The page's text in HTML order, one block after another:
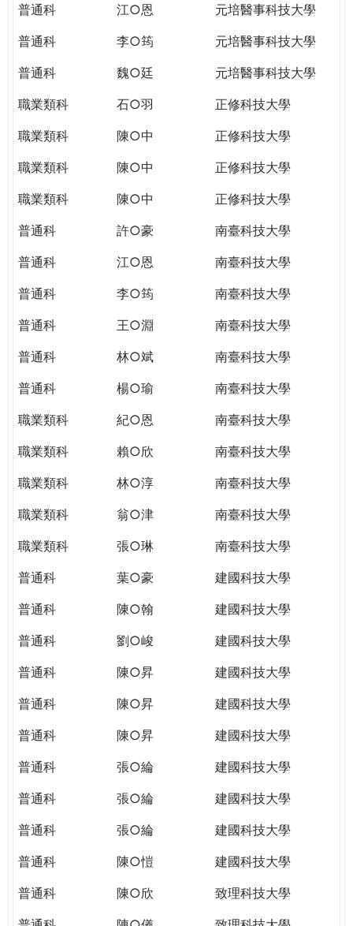
普通科
江○恩
元培醫事科技大學
普通科
李○筠
元培醫事科技大學
普通科
魏○廷
元培醫事科技大學
職業類科
石○羽
正修科技大學
職業類科
陳○中
正修科技大學
職業類科
陳○中
正修科技大學
職業類科
陳○中
正修科技大學
普通科
許○豪
南臺科技大學
普通科
江○恩
南臺科技大學
普通科
李○筠
南臺科技大學
普通科
王○淵
南臺科技大學
普通科
林○斌
南臺科技大學
普通科
楊○瑜
南臺科技大學
職業類科
紀○恩
南臺科技大學
職業類科
賴○欣
南臺科技大學
職業類科
林○淳
南臺科技大學
職業類科
翁○津
南臺科技大學
職業類科
張○琳
南臺科技大學
普通科
葉○豪
建國科技大學
普通科
陳○翰
建國科技大學
普通科
劉○峻
建國科技大學
普通科
陳○昇
建國科技大學
普通科
陳○昇
建國科技大學
普通科
陳○昇
建國科技大學
普通科
張○綸
建國科技大學
普通科
張○綸
建國科技大學
普通科
張○綸
建國科技大學
普通科
陳○愷
建國科技大學
普通科
陳○欣
致理科技大學